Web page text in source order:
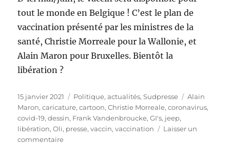
tout le monde en Belgique ! C’est le plan de
vaccination présenté par les ministres de la
santé, Christie Morreale pour la Wallonie, et
Alain Maron pour Bruxelles. Bientôt la
libération ?
Publié
le
15 janvier 2021 Catégories
Politique, actualités,Sudpresse Étiquettes
Alain
Maron,caricature,cartoon,Christie Morreale,coronavirus,
covid-19,dessin, Frank Vandenbroucke,GI's, jeep,
libération,Oli, presse,vaccin,vaccination
Laisser un
commentairesur